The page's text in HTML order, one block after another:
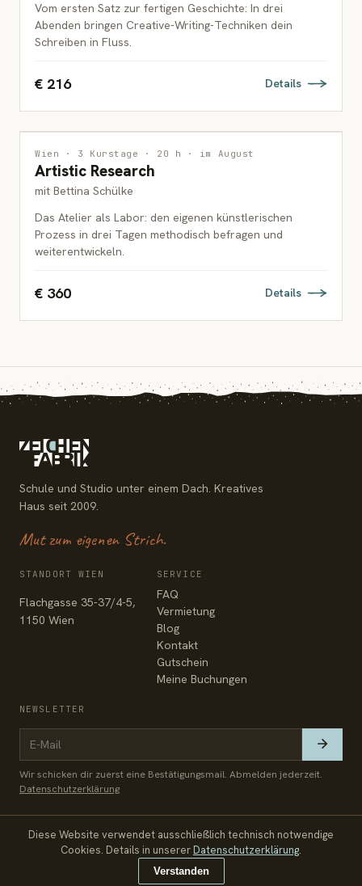
Vom ersten Satz zur fertigen Geschichte: In drei
Abenden bringen Creative-Writing-Techniken dein
Schreiben in Fluss.
€ 216 Details
INTERDISZIPLINÄR
ERWACHSENE
Wien · 3 Kurstage · 20 h · im August
Artistic Research
mit Bettina Schülke
Das Atelier als Labor: den eigenen künstlerischen
Prozess in drei Tagen methodisch befragen und
weiterentwickeln.
€ 360 Details
Schule und Studio unter einem Dach. Kreatives
Haus seit 2009.
Mut zum eigenen Strich.
STANDORT WIEN
Flachgasse 35-37/4-5,
1150 Wien
SERVICE
FAQ
Vermietung
Blog
Kontakt
Gutschein
Meine Buchungen
NEWSLETTER
Wir schicken dir zuerst eine Bestätigungsmail. Abmelden jederzeit.
Datenschutzerklärung
© 2026 Zeichenfabrik ImpressumDatenschutz AGB
Diese Website verwendet ausschließlich technisch notwendige
Cookies. Details in unsererDatenschutzerklärung.
Verstanden